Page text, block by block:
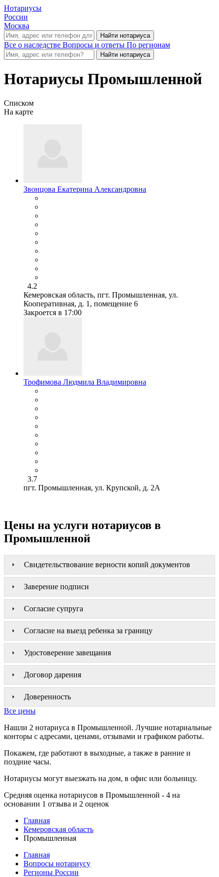
Нотариусы
России
Москва
Все о наследстве Вопросы и ответы По регионам
Нотариусы Промышленной
Списком
На карте
Звонцова Екатерина Александровна
4.2
Кемеровская область, пгт. Промышленная, ул.
Кооперативная, д. 1, помещение 6
Закроется в 17:00
Трофимова Людмила Владимировна
3.7
пгт. Промышленная, ул. Крупской, д. 2А
Цены на услуги нотариусов в
Промышленной
Свидетельствование верности копий документов
Заверение подписи
Согласие супруга
Согласие на выезд ребенка за границу
Удостоверение завещания
Договор дарения
Доверенность
Все цены
Нашли 2 нотариуса в Промышленной. Лучшие нотариальные
конторы с адресами, ценами, отзывами и графиком работы.
Покажем, где работают в выходные, а также в ранние и
поздние часы.
Нотариусы могут выезжать на дом, в офис или больницу.
Средняя оценка нотариусов в Промышленной - 4 на
основании 1 отзыва и 2 оценок
Главная
Кемеровская область
Промышленная
Главная
Вопросы нотариусу
Регионы России